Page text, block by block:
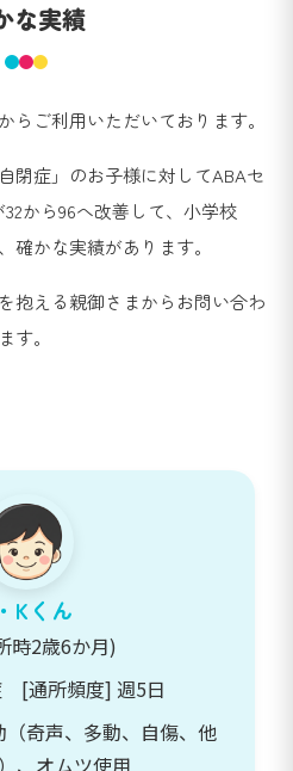
な実績
らご利用いただいております。
閉症」のお子様に対してABAセ
から96へ改善して、小学校
確かな実績があります。
抱える親御さまからお問い合わ
す。
Kくん
時2歳6か月)
[通所頻度] 週5日
奇声、多動、自傷、他
、オムツ使用